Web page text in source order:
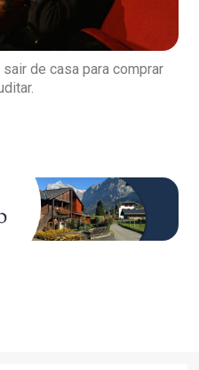
de casa para comprar